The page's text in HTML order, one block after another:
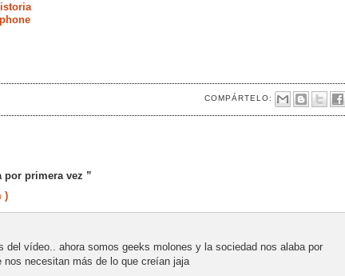
COMPÁRTELO:
por primera vez ”
)
del vídeo.. ahora somos geeks molones y la sociedad nos alaba por
nos necesitan más de lo que creían jaja